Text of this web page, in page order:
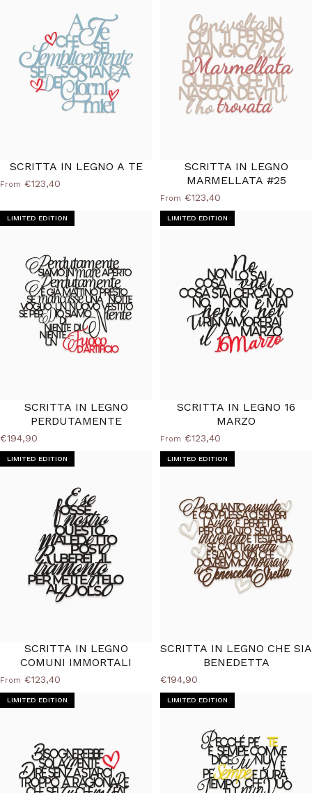
SCRITTA IN LEGNO A TE
From €123,40
SCRITTA IN LEGNO
MARMELLATA #25
From €123,40
LIMITED EDITION
SCRITTA IN LEGNO
PERDUTAMENTE
€194,90
LIMITED EDITION
SCRITTA IN LEGNO 16
MARZO
From €123,40
LIMITED EDITION
SCRITTA IN LEGNO
COMUNI IMMORTALI
From €123,40
LIMITED EDITION
SCRITTA IN LEGNO CHE SIA
BENEDETTA
€194,90
LIMITED EDITION LIMITED EDITION